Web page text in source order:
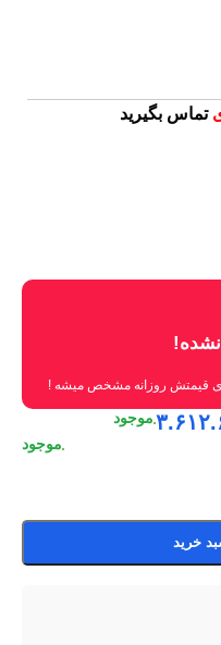
تماس بگیرید
نشده!
قیمتش روزانه مشخص میشه !
خرید